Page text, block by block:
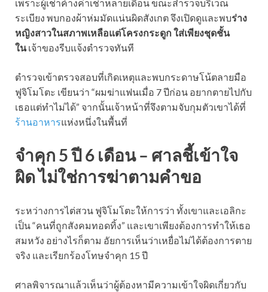
เพราะผู้เช่าค้างค่าเช่าหลายเดือน ขณะสำรวจบริเวณ
ระเบียง พบกองผ้าห่มมัดแน่นผิดสังเกต จึงเปิดดูและพบร่าง
หญิงสาวในสภาพเหลือแต่โครงกระดูก ใส่เพียงชุดชั้น
ในเจ้าของรีบแจ้งตำรวจทันที
ตำรวจเข้าตรวจสอบที่เกิดเหตุและพบกระดาษโน้ตลายมือ
ฟูจิโมโตะ เขียนว่า “ผมฆ่าแฟนเมื่อ 7 ปีก่อน อยากตายไปกับ
เธอแต่ทำไม่ได้” จากนั้นเจ้าหน้าที่จึงตามจับกุมตัวเขาได้ที่
ร้านอาหารแห่งหนึ่งในพื้นที่
จำคุก 5 ปี 6 เดือน – ศาลชี้เข้าใจ
ผิด ไม่ใช่การฆ่าตามคำขอ
ระหว่างการไต่สวน ฟูจิโมโตะให้การว่า ทั้งเขาและเอลิกะ
เป็น “คนที่ถูกสังคมทอดทิ้ง” และเขาเพียงต้องการทำให้เธอ
สมหวัง อย่างไรก็ตาม อัยการเห็นว่าเหยื่อไม่ได้ต้องการตาย
จริง และเรียกร้องโทษจำคุก 15 ปี
ศาลพิจารณาแล้วเห็นว่าผู้ต้องหามีความเข้าใจผิดเกี่ยวกับ